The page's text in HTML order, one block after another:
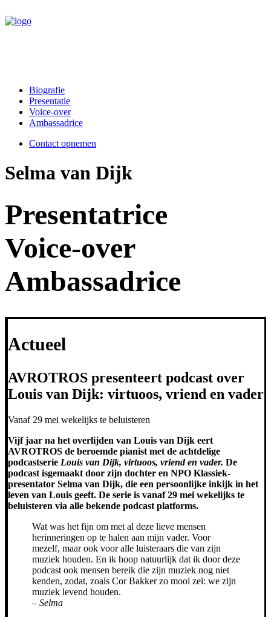
Biografie
Presentatie
Voice-over
Ambassadrice
Contact opnemen
Selma van Dijk
Presentatrice
Voice-over
Ambassadrice
Actueel
AVROTROS presenteert podcast over
Louis van Dijk: virtuoos, vriend en vader
Vanaf 29 mei wekelijks te beluisteren
Vijf jaar na het overlijden van Louis van Dijk eert
AVROTROS de beroemde pianist met de achtdelige
podcastserie Louis van Dijk, virtuoos, vriend en vader. De
podcast isgemaakt door zijn dochter en NPO Klassiek-
presentator Selma van Dijk, die een persoonlijke inkijk in het
leven van Louis geeft. De serie is vanaf 29 mei wekelijks te
beluisteren via alle bekende podcast platforms.
Wat was het fijn om met al deze lieve mensen
herinneringen op te halen aan mijn vader. Voor
mezelf, maar ook voor alle luisteraars die van zijn
muziek houden. En ik hoop natuurlijk dat ik door deze
podcast ook mensen bereik die zijn muziek nog niet
kenden, zodat, zoals Cor Bakker zo mooi zei: we zijn
muziek levend houden.
– Selma